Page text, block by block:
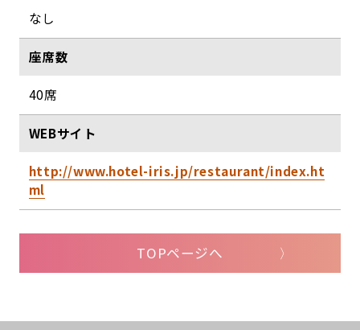
なし
座席数
40席
WEBサイト
http://www.hotel-iris.jp/restaurant/index.ht
ml
TOPページへ